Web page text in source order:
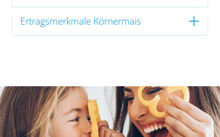
Ertragsmerkmale Körnermais